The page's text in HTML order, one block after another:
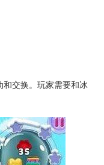
和交换。玩家需要和冰